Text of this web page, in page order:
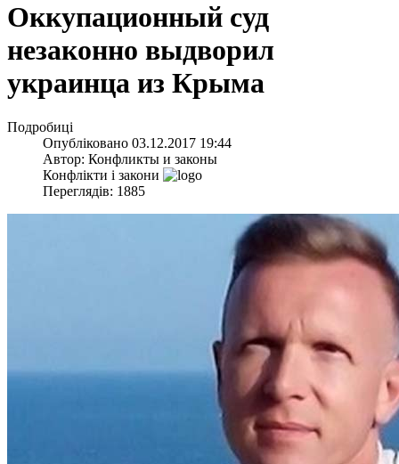
​Оккупационный суд
незаконно выдворил
украинца из Крыма
Подробиці
Опубліковано 03.12.2017 19:44
Автор: Конфликты и законы
Конфлікти і закони
Переглядів: 1885